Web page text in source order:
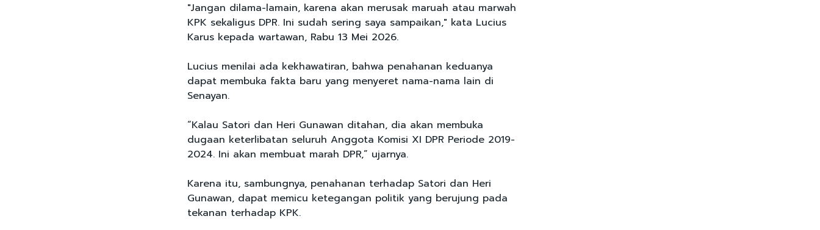
"Jangan dilama-lamain, karena akan merusak maruah atau marwah
KPK sekaligus DPR. Ini sudah sering saya sampaikan," kata Lucius
Karus kepada wartawan, Rabu 13 Mei 2026.
Lucius menilai ada kekhawatiran, bahwa penahanan keduanya
dapat membuka fakta baru yang menyeret nama-nama lain di
Senayan.
“Kalau Satori dan Heri Gunawan ditahan, dia akan membuka
dugaan keterlibatan seluruh Anggota Komisi XI DPR Periode 2019-
2024. Ini akan membuat marah DPR,” ujarnya.
Karena itu, sambungnya, penahanan terhadap Satori dan Heri
Gunawan, dapat memicu ketegangan politik yang berujung pada
tekanan terhadap KPK.